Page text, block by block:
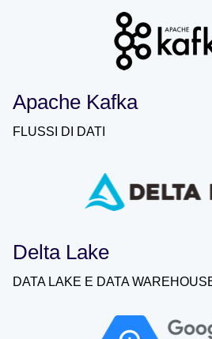
Apache Kafka
FLUSSI DI DATI
Delta Lake
DATA LAKE E DATA